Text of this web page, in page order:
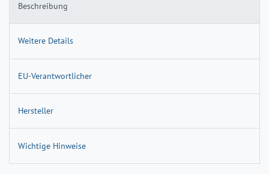
Beschreibung
Weitere Details
EU-Verantwortlicher
Hersteller
Wichtige Hinweise